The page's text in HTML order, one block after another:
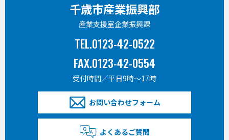
千歳市産業振興部
産業支援室企業振興課
TEL.0123-42-0522
FAX.0123-42-0554
受付時間／平日9時〜17時
お問い合わせフォーム
よくあるご質問